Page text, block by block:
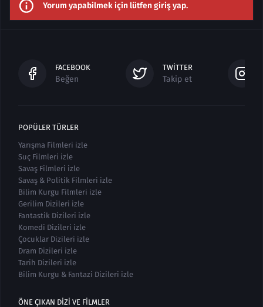
Yorum yapabilmek için lütfen giriş yap.
FACEBOOK
Beğen
TWITTER
Takip et
POPÜLER TÜRLER
Yarışma Filmleri izle
Suç Filmleri izle
Savaş Filmleri izle
Savaş & Politik Filmleri izle
Bilim Kurgu Filmleri izle
Gerilim Dizileri izle
Fantastik Dizileri izle
Komedi Dizileri izle
Çocuklar Dizileri izle
Dram Dizileri izle
Tarih Dizileri izle
Bilim Kurgu & Fantazi Dizileri izle
ÖNE ÇIKAN DIZI VE FILMLER